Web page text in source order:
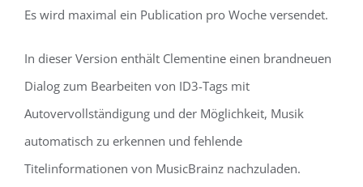
Es wird maximal ein Publication pro Woche versendet.
In dieser Version enthält Clementine einen brandneuen
Dialog zum Bearbeiten von ID3-Tags mit
Autovervollständigung und der Möglichkeit, Musik
automatisch zu erkennen und fehlende
Titelinformationen von MusicBrainz nachzuladen.